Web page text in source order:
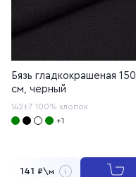
Бязь гладкокрашеная 150
см, черный
142±7 100% хлопок
+1
141 ₽\м